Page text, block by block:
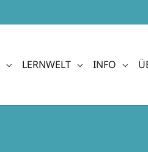
LERNWELT INFO